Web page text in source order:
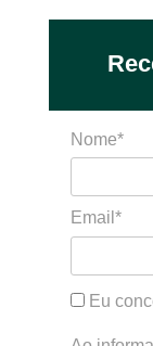
Nome*
Email*
Eu